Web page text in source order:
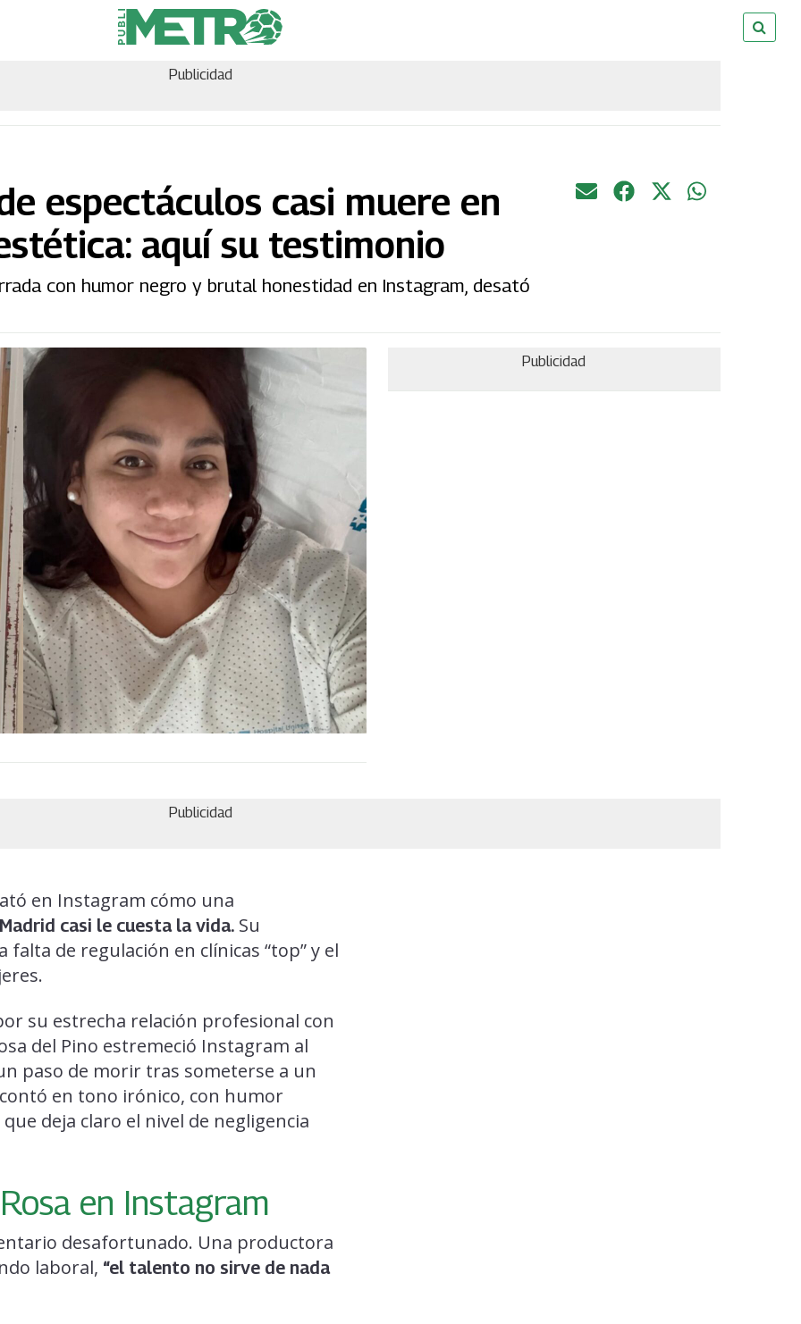
Publicidad
espectáculos casi muere en
aquí su testimonio
con humor negro y brutal honestidad en Instagram, desató
Publicidad
Publicidad
en Instagram cómo una
casi le cuesta la vida. Su
de regulación en clínicas “top” y el
su estrecha relación profesional con
del Pino estremeció Instagram al
paso de morir tras someterse a un
en tono irónico, con humor
deja claro el nivel de negligencia
en Instagram
desafortunado. Una productora
laboral, “el talento no sirve de nada